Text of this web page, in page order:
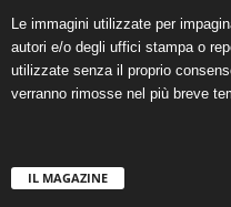
Le immagini utilizzate per
autori e/o degli uffici stampa o
utilizzate senza il proprio
verranno rimosse nel più breve
IL MAGAZINE